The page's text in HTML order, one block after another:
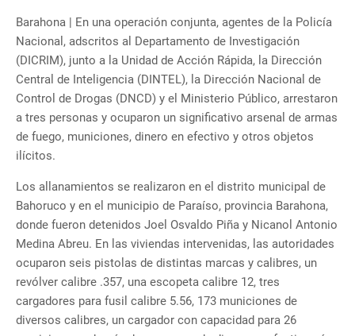
Barahona | En una operación conjunta, agentes de la Policía
Nacional, adscritos al Departamento de Investigación
(DICRIM), junto a la Unidad de Acción Rápida, la Dirección
Central de Inteligencia (DINTEL), la Dirección Nacional de
Control de Drogas (DNCD) y el Ministerio Público, arrestaron
a tres personas y ocuparon un significativo arsenal de armas
de fuego, municiones, dinero en efectivo y otros objetos
ilícitos.
Los allanamientos se realizaron en el distrito municipal de
Bahoruco y en el municipio de Paraíso, provincia Barahona,
donde fueron detenidos Joel Osvaldo Piña y Nicanol Antonio
Medina Abreu. En las viviendas intervenidas, las autoridades
ocuparon seis pistolas de distintas marcas y calibres, un
revólver calibre .357, una escopeta calibre 12, tres
cargadores para fusil calibre 5.56, 173 municiones de
diversos calibres, un cargador con capacidad para 26